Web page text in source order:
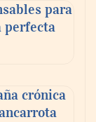
10 la
del 12 de
para
perfecta
crónica